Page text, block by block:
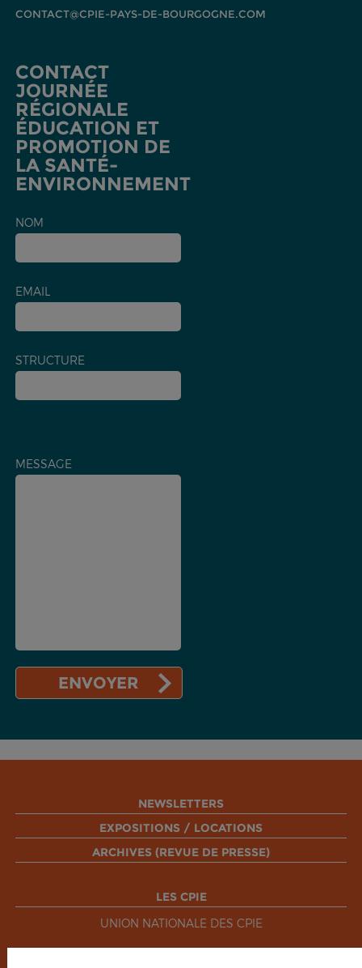
CONTACT@CPIE-PAYS-DE-BOURGOGNE.COM
CONTACT
JOURNÉE
RÉGIONALE
ÉDUCATION ET
PROMOTION DE
LA SANTÉ-
ENVIRONNEMENT
NOM
EMAIL
STRUCTURE
MESSAGE
NEWSLETTERS
EXPOSITIONS / LOCATIONS
ARCHIVES (REVUE DE PRESSE)
LES CPIE
UNION NATIONALE DES CPIE